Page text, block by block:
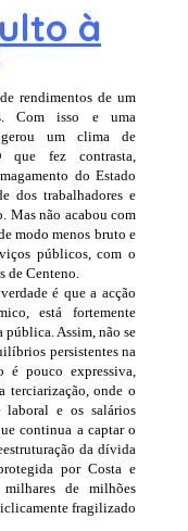
à
rendimentos de um
Com isso e uma
gerou um clima de
fez contrasta,
do Estado
dos trabalhadores e
Mas não acabou com
modo menos bruto e
públicos, com o
de Centeno.
é que a acção
está fortemente
Assim, não se
persistentes na
é pouco expressiva,
terciarização, onde o
laboral e os salários
continua a captar o
da dívida
por Costa e
de milhões
fragilizado